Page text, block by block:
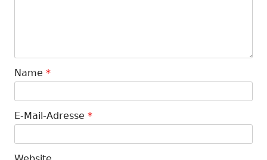
Name *
E-Mail-Adresse *